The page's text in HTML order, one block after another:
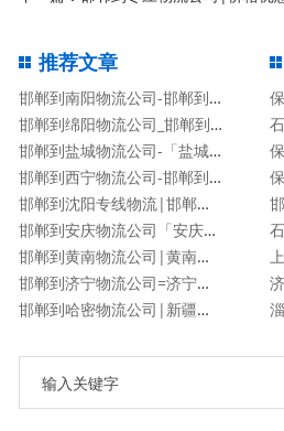
推荐文章
邯郸到南阳物流公司-邯郸到南阳货运专线
邯郸到绵阳物流公司_邯郸到绵阳物流专线
邯郸到盐城物流公司-「盐城专线」
邯郸到西宁物流公司-邯郸到西宁货运专线
邯郸到沈阳专线物流|邯郸到沈阳物流公司
邯郸到安庆物流公司「安庆专线」
邯郸到黄南物流公司|黄南专线
邯郸到济宁物流公司=济宁专线
邯郸到哈密物流公司|新疆专线